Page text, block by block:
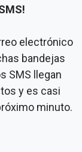
electrónico
bandejas
SMS llegan
y es casi
minuto.